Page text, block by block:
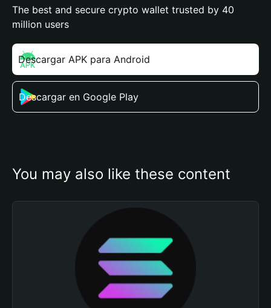
The best and secure crypto wallet trusted by 40
million users
Descargar APK para Android
Descargar en Google Play
You may also like these content